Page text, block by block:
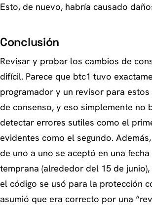
Esto, de nuevo, habría causado
Conclusión
Revisar y probar los cambios de
difícil. Parece que btc1 tuvo
programador y un revisor para
de consenso, y eso simplemente no
detectar errores sutiles como el
evidentes como el segundo.
de uno a uno se aceptó en una
temprana (alrededor del 15 de
el código se usó para la protección
asumió que era correcto por una